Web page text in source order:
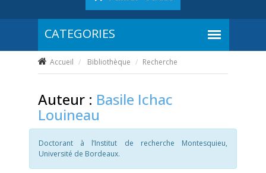
Accueil Bibliothèque Recherche
Auteur : Basile Ichac
Louineau
Doctorant à l’Institut de recherche Montesquieu,
Université de Bordeaux.